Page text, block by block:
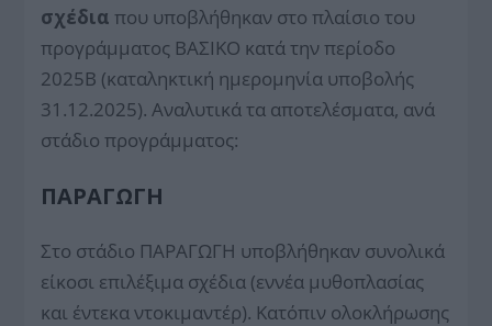
σχέδια που υποβλήθηκαν στο πλαίσιο του
προγράμματος ΒΑΣΙΚΟ κατά την περίοδο
2025Β (καταληκτική ημερομηνία υποβολής
31.12.2025). Αναλυτικά τα αποτελέσματα, ανά
στάδιο προγράμματος:
ΠΑΡΑΓΩΓΗ
Στο στάδιο ΠΑΡΑΓΩΓΗ υποβλήθηκαν συνολικά
είκοσι επιλέξιμα σχέδια (εννέα μυθοπλασίας
και έντεκα ντοκιμαντέρ). Κατόπιν ολοκλήρωσης